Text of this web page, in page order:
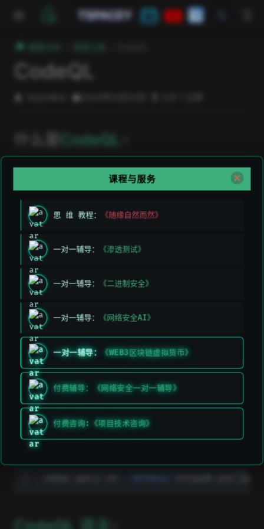
TSPACEY
CodeQL
CodeQL
CodeQL 是一种用于代码分析和漏洞检测的查询语言，
主要用于查找软件中的安全漏洞、代码质量问题和性能问
题。它最初由 GitHub 开发并开源，成为 GitHub
Advanced Security 的一部分。
CodeQL 安装
下载二进制
open in new window
VSCODE 安装 CodeQL 插件
CodeQL 使用
创建数据库
codeql.exe database create testpydb --source-
查询数据库
课程与服务
思 维 教程： 《随缘自然而然》
一对一辅导： 《渗透测试》
一对一辅导： 《二进制安全》
一对一辅导： 《网络安全AI》
一对一辅导： 《WEB3区块链虚拟货币》
付费辅导：《网络安全一对一辅导》
付费咨询:《项目技术咨询》